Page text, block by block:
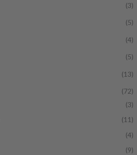
(3)
(5)
(4)
(5)
(13)
(72)
(3)
(11)
(4)
(9)